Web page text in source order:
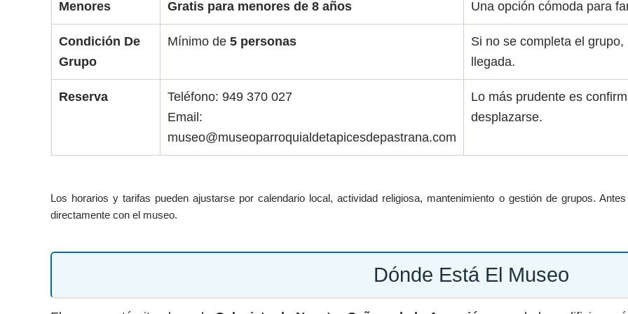
Menores Gratis para menores de 8 años Una opción cómoda para
Condición De
Grupo
Mínimo de 5 personas
Si no se completa el
llegada.
Reserva
Teléfono: 949 370 027
Email:
museo@museoparroquialdetapicesdepastrana.com
Lo más prudente es
desplazarse.
Los horarios y tarifas pueden ajustarse por calendario local, actividad religiosa, mantenimiento o gestión de grupos.
directamente con el museo.
Dónde Está El Museo